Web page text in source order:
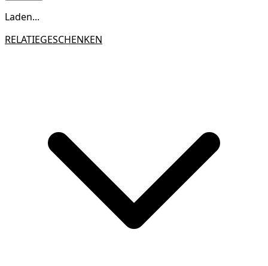
Laden...
RELATIEGESCHENKEN